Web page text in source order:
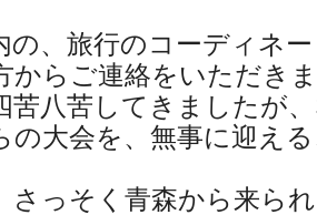
の、旅行のコーディネ
からご連絡をいただき
苦八苦してきましたが
の大会を、無事に迎え
さっそく青森から来ら